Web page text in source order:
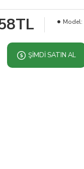
Model:
ŞIMDI SATIN AL